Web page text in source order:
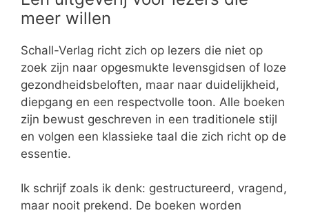
meer willen
Schall-Verlag richt zich op lezers die niet op
zoek zijn naar opgesmukte levensgidsen of loze
gezondheidsbeloften, maar naar duidelijkheid,
diepgang en een respectvolle toon. Alle boeken
zijn bewust geschreven in een traditionele stijl
en volgen een klassieke taal die zich richt op de
essentie.
Ik schrijf zoals ik denk: gestructureerd, vragend,
maar nooit prekend. De boeken worden